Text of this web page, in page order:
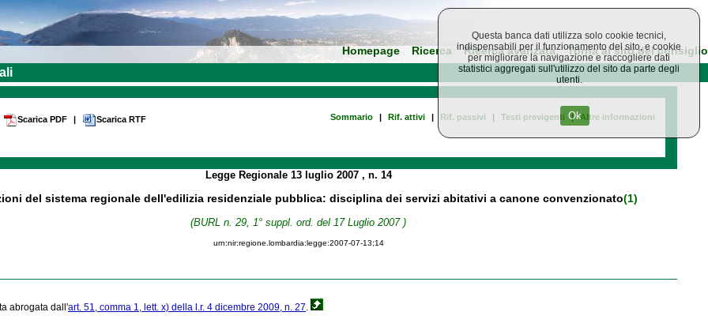
Homepage Ricerca Ricerca avanzata Torna al sito del consiglio
Scarica PDF | Scarica RTF Sommario | Rif. attivi | Rif. passivi | Testi previgenti | Altre informazioni
Legge Regionale 13 luglio 2007 , n. 14
del sistema regionale dell'edilizia residenziale pubblica: disciplina dei servizi abitativi a canone convenzionato(1)
(BURL n. 29, 1° suppl. ord. del 17 Luglio 2007 )
urn:nir:regione.lombardia:legge:2007-07-13;14
abrogata dall'art. 51, comma 1, lett. x) della l.r. 4 dicembre 2009, n. 27
Questa banca dati utilizza solo cookie tecnici,
indispensabili per il funzionamento del sito, e cookie
per migliorare la navigazione e raccogliere dati
statistici aggregati sull'utilizzo del sito da parte degli
utenti.
Ok